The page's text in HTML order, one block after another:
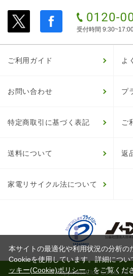
受付時間
ご利用ガイド よ
お問い合わせ プ
特定商取引に基づく表記 ご
送料について 返
家電リサイクル法について
© HappinessClub Co.Ltd. All
本サイトの最適化や利用状況の分析の
Cookieを使用しています。詳細につい
ッキー(Cookie)ポリシー」をご覧くだ